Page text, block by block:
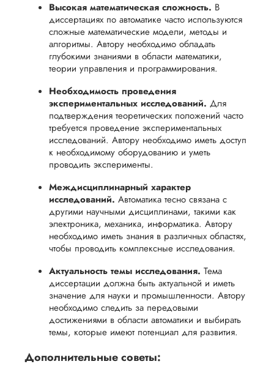
Высокая математическая сложность. В
диссертациях по автоматике часто используются
сложные математические модели, методы и
алгоритмы. Автору необходимо обладать
глубокими знаниями в области математики,
теории управления и программирования.
Необходимость проведения
экспериментальных исследований. Для
подтверждения теоретических положений часто
требуется проведение экспериментальных
исследований. Автору необходимо иметь доступ
к необходимому оборудованию и уметь
проводить эксперименты.
Междисциплинарный характер
исследований. Автоматика тесно связана с
другими научными дисциплинами, такими как
электроника, механика, информатика. Автору
необходимо иметь знания в различных областях,
чтобы проводить комплексные исследования.
Актуальность темы исследования. Тема
диссертации должна быть актуальной и иметь
значение для науки и промышленности. Автору
необходимо следить за передовыми
достижениями в области автоматики и выбирать
темы, которые имеют потенциал для развития.
Дополнительные советы: